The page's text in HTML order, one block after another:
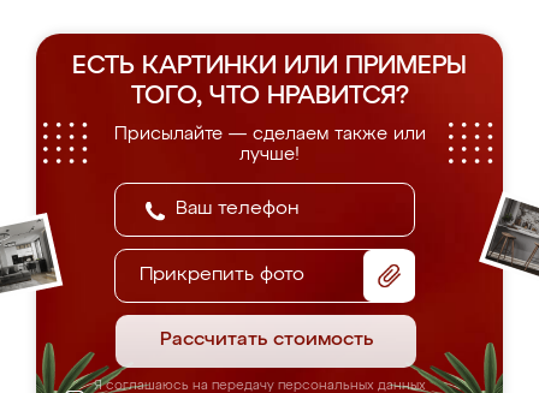
ЕСТЬ КАРТИНКИ ИЛИ ПРИМЕРЫ
ТОГО, ЧТО НРАВИТСЯ?
Присылайте — сделаем также или
лучше!
Прикрепить фото
Рассчитать стоимость
Я соглашаюсь на передачу персональных данных